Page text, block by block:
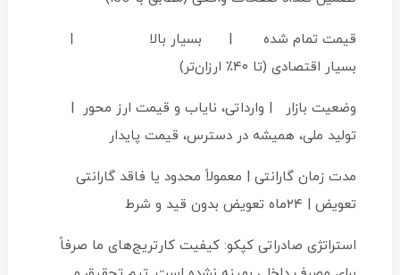
قیمت تمام شده | بسیار بالا |
بسیار اقتصادی (تا ۴۰٪ ارزان‌تر)
وضعیت بازار | وارداتی، نایاب و قیمت ارز محور |
تولید ملی، همیشه در دسترس، قیمت پایدار
مدت زمان گارانتی | معمولاً محدود یا فاقد گارانتی
تعویض | ۲۴ماه تعویض بدون قید و شرط
استراتژی صادراتی کپکو: کیفیت کارتریج‌های ما صرفاً